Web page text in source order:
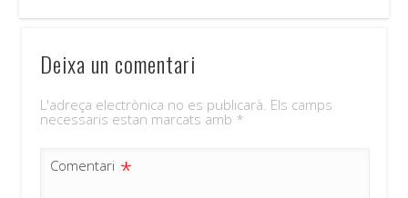
Deixa un comentari
L'adreça electrònica no es publicarà. Els camps
necessaris estan marcats amb *
Comentari *